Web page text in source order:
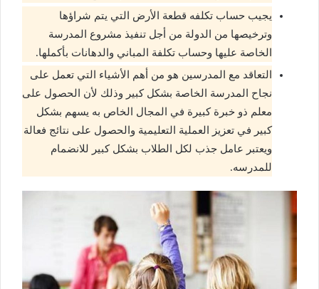
يجيب حساب تكلفه قطعة الأرض التي يتم شراؤها
وترخيصها من الدولة من أجل تنفيذ مشروع المدرسة
الخاصة عليها وحساب تكلفة المباني والدهانات بأكملها.
التعاقد مع المدرسين هو من أهم الأشياء التي تعمل على
نجاح المدرسة الخاصة بشكل كبير وذلك لأن الحصول على
معلم ذو خبرة كبيرة في المجال الخاص به يسهم بشكل
كبير في تعزيز العملية التعليمية والحصول على نتائج فعالة
ويعتبر عامل جذب لكل الطلاب بشكل كبير للانضمام
للمدرسه.